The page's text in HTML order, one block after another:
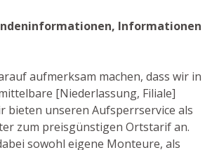
Informationen
aufmerksam machen, dass wir in
[Niederlassung, Filiale]
bieten unseren Aufsperrservice als
zum preisgünstigen Ortstarif an.
sowohl eigene Monteure, als